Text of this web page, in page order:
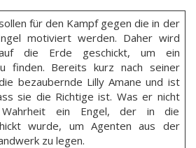
für den Kampf gegen die in der
motiviert werden. Daher wird
die Erde geschickt, um ein
finden. Bereits kurz nach seiner
bezaubernde Lilly Amane und ist
sie die Richtige ist. Was er nicht
ein Engel, der in die
wurde, um Agenten aus der
zu legen.